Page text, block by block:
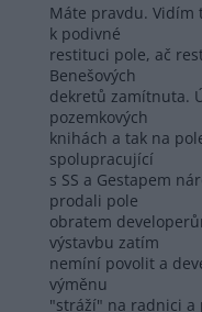
Máte pravdu. Vidím
k podivné
restituci pole, ač
Benešových
dekretů zamítnuta.
pozemkových
knihách a tak na
spolupracující
s SS a Gestapem
prodali pole
obratem
výstavbu zatím
nemíní povolit a
výměnu
"stráží" na radnici a